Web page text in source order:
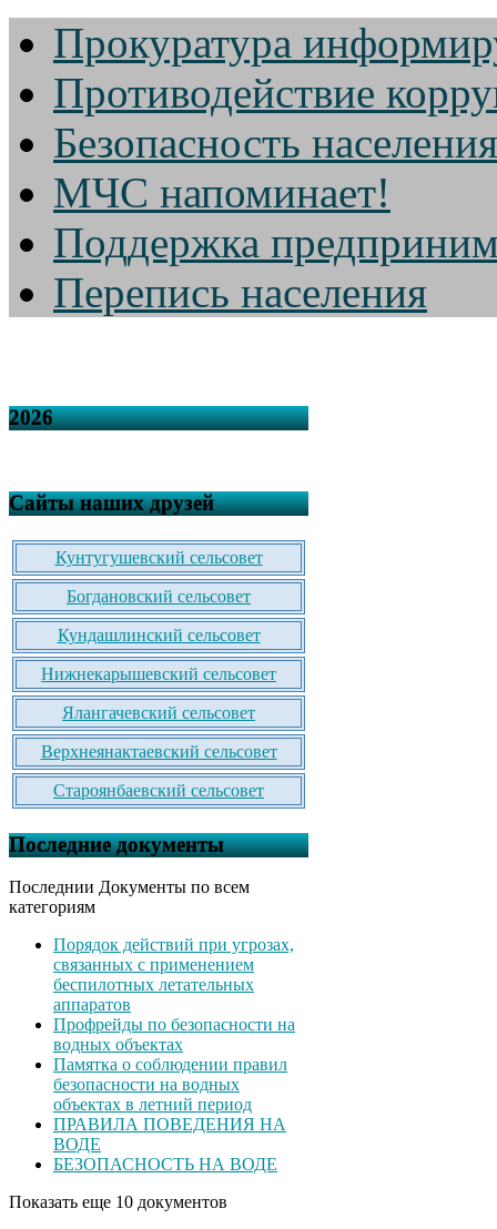
Прокуратура
Противодействие
Безопасность населения
МЧС напоминает!
Поддержка
Перепись населения
2026
Сайты наших друзей
Кунтугушевский сельсовет
Богдановский сельсовет
Кундашлинский сельсовет
Нижнекарышевский сельсовет
Ялангачевский сельсовет
Верхнеянактаевский сельсовет
Староянбаевский сельсовет
Последние документы
Последнии Документы по всем
категориям
Порядок действий при угрозах,
связанных с применением
беспилотных летательных
аппаратов
Профрейды по безопасности на
водных объектах
Памятка о соблюдении правил
безопасности на водных
объектах в летний период
ПРАВИЛА ПОВЕДЕНИЯ НА
ВОДЕ
БЕЗОПАСНОСТЬ НА ВОДЕ
Показать еще 10 документов